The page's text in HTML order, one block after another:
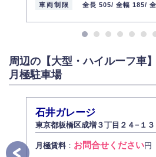
車両制限
全長 505/ 全幅 185/
周辺の【大型・ハイルーフ車】
月極駐車場
石井ガレージ
東京都板橋区成増３丁目２４−１３
月極賃料： お問合せください円